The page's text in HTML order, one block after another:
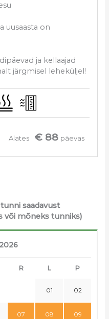
uusaasta on
ja kellaajad
järgmisel leheküljel!
Alates € 88 päevas
saadavust
või mõneks tunniks)
R L P
01 02
07 08 09